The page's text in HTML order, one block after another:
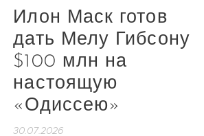
Илон Маск готов
дать Мелу Гибсону
$100 млн на
настоящую
«Одиссею»
30.07.2026